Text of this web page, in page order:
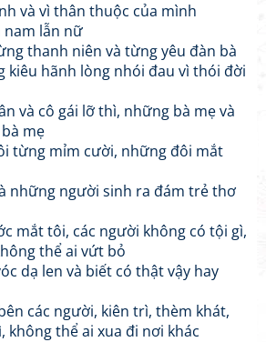
và vì thân thuộc của mình
nam lẫn nữ
thanh niên và từng yêu đàn bà
kiêu hãnh lòng nhói đau vì thói đời
và cô gái lỡ thì, những bà mẹ và
mẹ
từng mỉm cười, những đôi mắt
những người sinh ra đám trẻ thơ
mắt tôi, các người không có tội gì,
thể ai vứt bỏ
dạ len và biết có thật vậy hay
các người, kiên trì, thèm khát,
không thể ai xua đi nơi khác